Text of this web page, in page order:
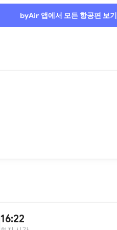
byAir 앱에서 모든 항공편 보기
16:22